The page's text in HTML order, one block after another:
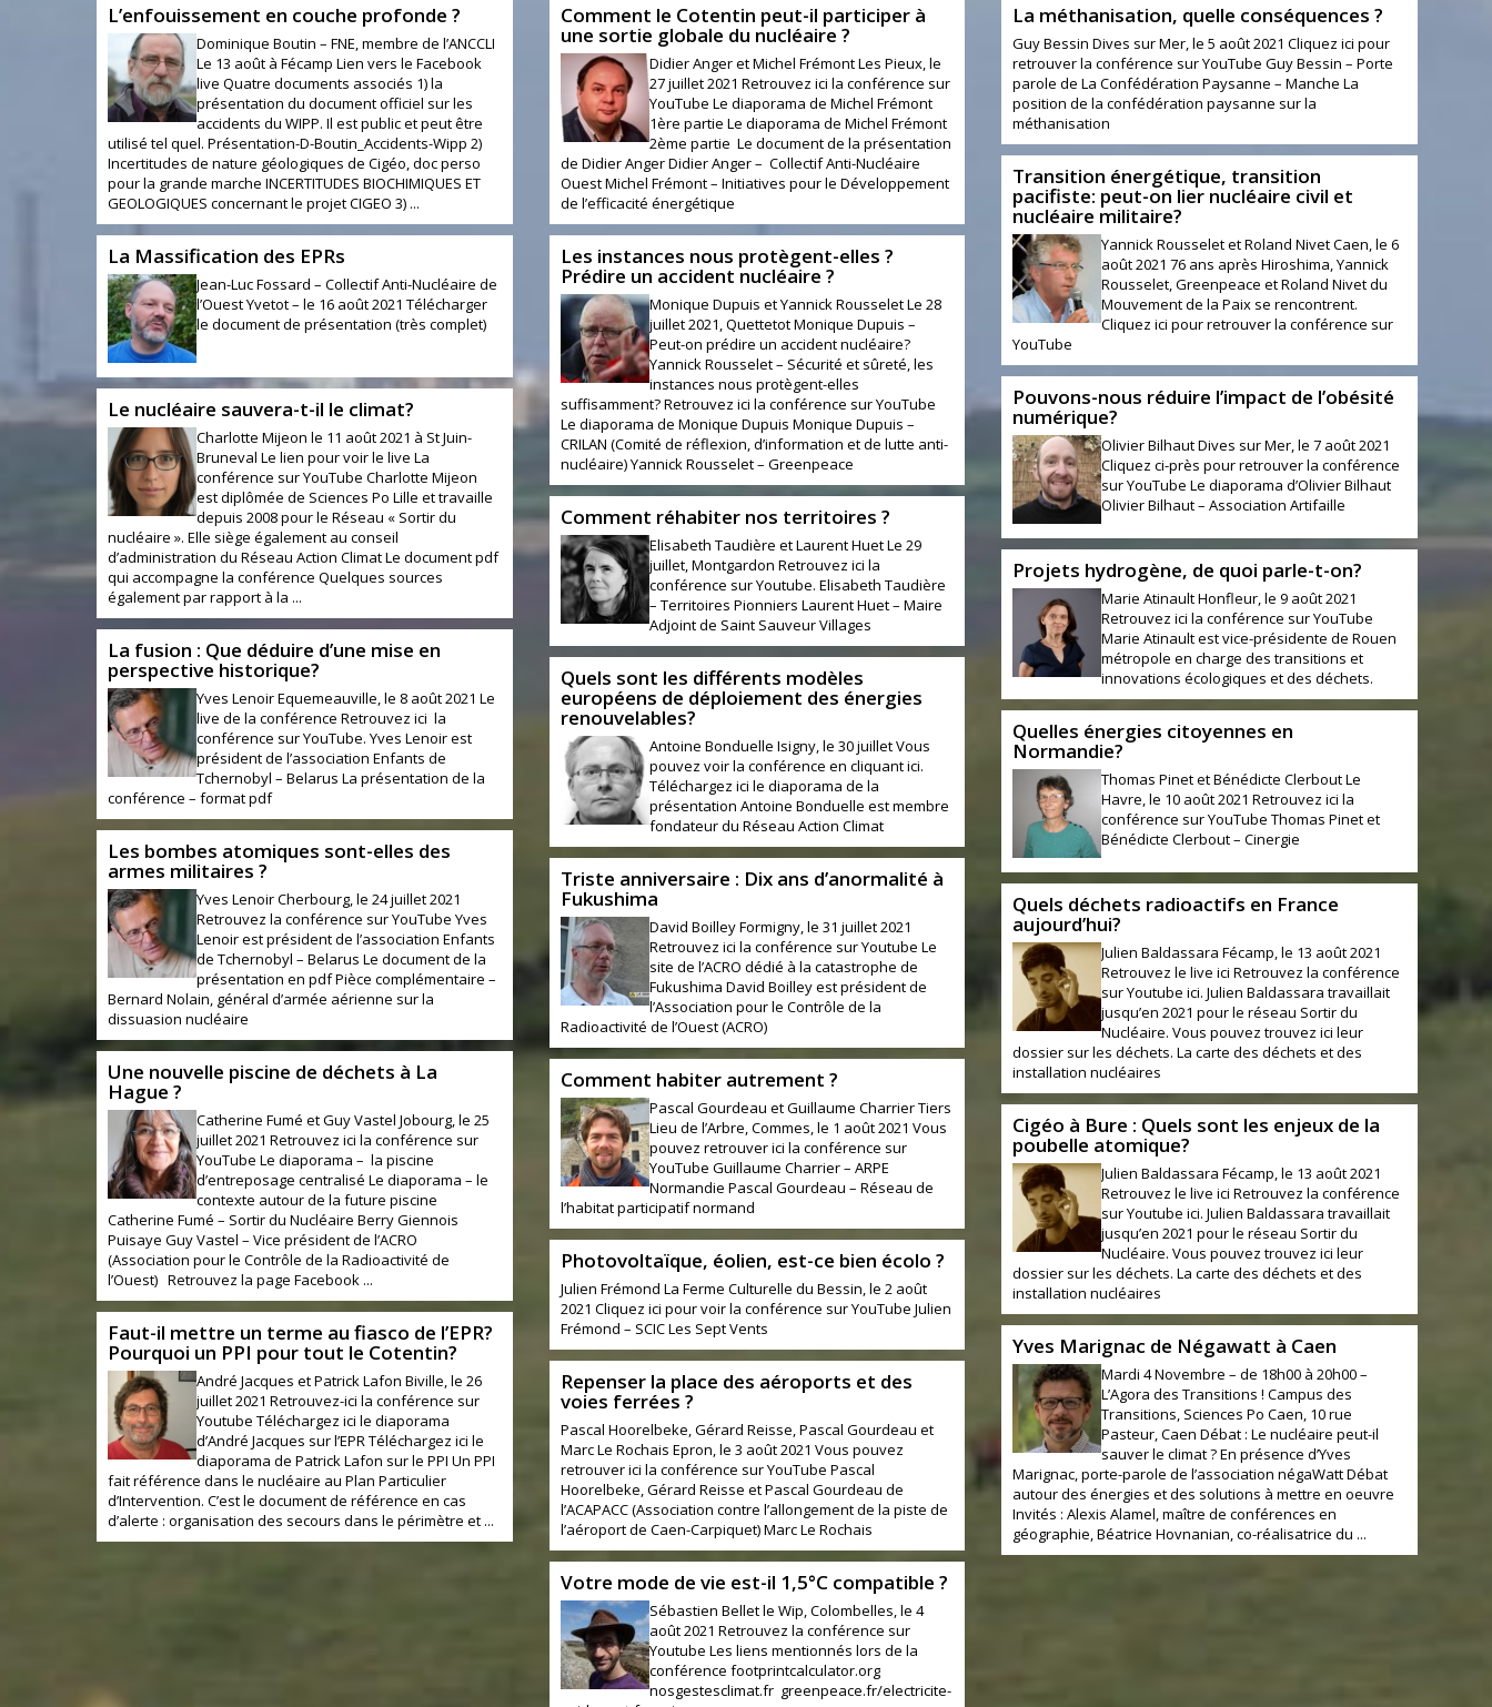
L’enfouissement en couche profonde ?
Dominique Boutin – FNE, membre de l’ANCCLI
Le 13 août à Fécamp Lien vers le Facebook
live Quatre documents associés 1) la
présentation du document officiel sur les
accidents du WIPP. Il est public et peut être
utilisé tel quel. Présentation-D-Boutin_Accidents-Wipp 2)
Incertitudes de nature géologiques de Cigéo, doc perso
pour la grande marche INCERTITUDES BIOCHIMIQUES ET
GEOLOGIQUES concernant le projet CIGEO 3) ...
La Massification des EPRs
Jean-Luc Fossard – Collectif Anti-Nucléaire de
l’Ouest Yvetot – le 16 août 2021 Télécharger
le document de présentation (très complet)
Le nucléaire sauvera-t-il le climat?
Charlotte Mijeon le 11 août 2021 à St Juin-
Bruneval Le lien pour voir le live La
conférence sur YouTube Charlotte Mijeon
est diplômée de Sciences Po Lille et travaille
depuis 2008 pour le Réseau « Sortir du
nucléaire ». Elle siège également au conseil
d’administration du Réseau Action Climat Le document pdf
qui accompagne la conférence Quelques sources
également par rapport à la ...
La fusion : Que déduire d’une mise en
perspective historique?
Yves Lenoir Equemeauville, le 8 août 2021 Le
live de la conférence Retrouvez ici la
conférence sur YouTube. Yves Lenoir est
président de l’association Enfants de
Tchernobyl – Belarus La présentation de la
conférence – format pdf
Les bombes atomiques sont-elles des
armes militaires ?
Yves Lenoir Cherbourg, le 24 juillet 2021
Retrouvez la conférence sur YouTube Yves
Lenoir est président de l’association Enfants
de Tchernobyl – Belarus Le document de la
présentation en pdf Pièce complémentaire –
Bernard Nolain, général d’armée aérienne sur la
dissuasion nucléaire
Une nouvelle piscine de déchets à La
Hague ?
Catherine Fumé et Guy Vastel Jobourg, le 25
juillet 2021 Retrouvez ici la conférence sur
YouTube Le diaporama – la piscine
d’entreposage centralisé Le diaporama – le
contexte autour de la future piscine
Catherine Fumé – Sortir du Nucléaire Berry Giennois
Puisaye Guy Vastel – Vice président de l’ACRO
(Association pour le Contrôle de la Radioactivité de
l’Ouest) Retrouvez la page Facebook ...
Faut-il mettre un terme au fiasco de l’EPR?
Pourquoi un PPI pour tout le Cotentin?
André Jacques et Patrick Lafon Biville, le 26
juillet 2021 Retrouvez-ici la conférence sur
Youtube Téléchargez ici le diaporama
d’André Jacques sur l’EPR Téléchargez ici le
diaporama de Patrick Lafon sur le PPI Un PPI
fait référence dans le nucléaire au Plan Particulier
d’Intervention. C’est le document de référence en cas
d’alerte : organisation des secours dans le périmètre et ...
Comment le Cotentin peut-il participer à
une sortie globale du nucléaire ?
Didier Anger et Michel Frémont Les Pieux, le
27 juillet 2021 Retrouvez ici la conférence sur
YouTube Le diaporama de Michel Frémont
1ère partie Le diaporama de Michel Frémont
2ème partie Le document de la présentation
de Didier Anger Didier Anger – Collectif Anti-Nucléaire
Ouest Michel Frémont – Initiatives pour le Développement
de l’efficacité énergétique
Les instances nous protègent-elles ?
Prédire un accident nucléaire ?
Monique Dupuis et Yannick Rousselet Le 28
juillet 2021, Quettetot Monique Dupuis –
Peut-on prédire un accident nucléaire?
Yannick Rousselet – Sécurité et sûreté, les
instances nous protègent-elles
suffisamment? Retrouvez ici la conférence sur YouTube
Le diaporama de Monique Dupuis Monique Dupuis –
CRILAN (Comité de réflexion, d’information et de lutte anti-
nucléaire) Yannick Rousselet – Greenpeace
Comment réhabiter nos territoires ?
Elisabeth Taudière et Laurent Huet Le 29
juillet, Montgardon Retrouvez ici la
conférence sur Youtube. Elisabeth Taudière
– Territoires Pionniers Laurent Huet – Maire
Adjoint de Saint Sauveur Villages
Quels sont les différents modèles
européens de déploiement des énergies
renouvelables?
Antoine Bonduelle Isigny, le 30 juillet Vous
pouvez voir la conférence en cliquant ici.
Téléchargez ici le diaporama de la
présentation Antoine Bonduelle est membre
fondateur du Réseau Action Climat
Triste anniversaire : Dix ans d’anormalité à
Fukushima
David Boilley Formigny, le 31 juillet 2021
Retrouvez ici la conférence sur Youtube Le
site de l’ACRO dédié à la catastrophe de
Fukushima David Boilley est président de
l’Association pour le Contrôle de la
Radioactivité de l’Ouest (ACRO)
Comment habiter autrement ?
Pascal Gourdeau et Guillaume Charrier Tiers
Lieu de l’Arbre, Commes, le 1 août 2021 Vous
pouvez retrouver ici la conférence sur
YouTube Guillaume Charrier – ARPE
Normandie Pascal Gourdeau – Réseau de
l’habitat participatif normand
Photovoltaïque, éolien, est-ce bien écolo ?
Julien Frémond La Ferme Culturelle du Bessin, le 2 août
2021 Cliquez ici pour voir la conférence sur YouTube Julien
Frémond – SCIC Les Sept Vents
Repenser la place des aéroports et des
voies ferrées ?
Pascal Hoorelbeke, Gérard Reisse, Pascal Gourdeau et
Marc Le Rochais Epron, le 3 août 2021 Vous pouvez
retrouver ici la conférence sur YouTube Pascal
Hoorelbeke, Gérard Reisse et Pascal Gourdeau de
l’ACAPACC (Association contre l’allongement de la piste de
l’aéroport de Caen-Carpiquet) Marc Le Rochais
Votre mode de vie est-il 1,5°C compatible ?
Sébastien Bellet le Wip, Colombelles, le 4
août 2021 Retrouvez la conférence sur
Youtube Les liens mentionnés lors de la
conférence footprintcalculator.org
nosgestesclimat.fr greenpeace.fr/electricite-
La méthanisation, quelle conséquences ?
Guy Bessin Dives sur Mer, le 5 août 2021 Cliquez ici pour
retrouver la conférence sur YouTube Guy Bessin – Porte
parole de La Confédération Paysanne – Manche La
position de la confédération paysanne sur la
méthanisation
Transition énergétique, transition
pacifiste: peut-on lier nucléaire civil et
nucléaire militaire?
Yannick Rousselet et Roland Nivet Caen, le 6
août 2021 76 ans après Hiroshima, Yannick
Rousselet, Greenpeace et Roland Nivet du
Mouvement de la Paix se rencontrent.
Cliquez ici pour retrouver la conférence sur
YouTube
Pouvons-nous réduire l’impact de l’obésité
numérique?
Olivier Bilhaut Dives sur Mer, le 7 août 2021
Cliquez ci-près pour retrouver la conférence
sur YouTube Le diaporama d’Olivier Bilhaut
Olivier Bilhaut – Association Artifaille
Projets hydrogène, de quoi parle-t-on?
Marie Atinault Honfleur, le 9 août 2021
Retrouvez ici la conférence sur YouTube
Marie Atinault est vice-présidente de Rouen
métropole en charge des transitions et
innovations écologiques et des déchets.
Quelles énergies citoyennes en
Normandie?
Thomas Pinet et Bénédicte Clerbout Le
Havre, le 10 août 2021 Retrouvez ici la
conférence sur YouTube Thomas Pinet et
Bénédicte Clerbout – Cinergie
Quels déchets radioactifs en France
aujourd’hui?
Julien Baldassara Fécamp, le 13 août 2021
Retrouvez le live ici Retrouvez la conférence
sur Youtube ici. Julien Baldassara travaillait
jusqu’en 2021 pour le réseau Sortir du
Nucléaire. Vous pouvez trouvez ici leur
dossier sur les déchets. La carte des déchets et des
installation nucléaires
Cigéo à Bure : Quels sont les enjeux de la
poubelle atomique?
Julien Baldassara Fécamp, le 13 août 2021
Retrouvez le live ici Retrouvez la conférence
sur Youtube ici. Julien Baldassara travaillait
jusqu’en 2021 pour le réseau Sortir du
Nucléaire. Vous pouvez trouvez ici leur
dossier sur les déchets. La carte des déchets et des
installation nucléaires
Yves Marignac de Négawatt à Caen
Mardi 4 Novembre – de 18h00 à 20h00 –
L’Agora des Transitions ! Campus des
Transitions, Sciences Po Caen, 10 rue
Pasteur, Caen Débat : Le nucléaire peut-il
sauver le climat ? En présence d’Yves
Marignac, porte-parole de l’association négaWatt Débat
autour des énergies et des solutions à mettre en oeuvre
Invités : Alexis Alamel, maître de conférences en
géographie, Béatrice Hovnanian, co-réalisatrice du ...